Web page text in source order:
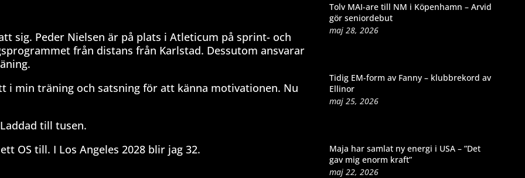
sig. Peder Nielsen är på plats i Atleticum på sprint- och
från distans från Karlstad. Dessutom ansvarar
i min träning och satsning för att känna motivationen. Nu
till tusen.
OS till. I Los Angeles 2028 blir jag 32.
Tolv MAI-are till NM i Köpenhamn – Arvid
gör seniordebut
maj 28, 2026
Tidig EM-form av Fanny – klubbrekord av
Ellinor
maj 25, 2026
Maja har samlat ny energi i USA – ”Det
gav mig enorm kraft”
maj 22, 2026